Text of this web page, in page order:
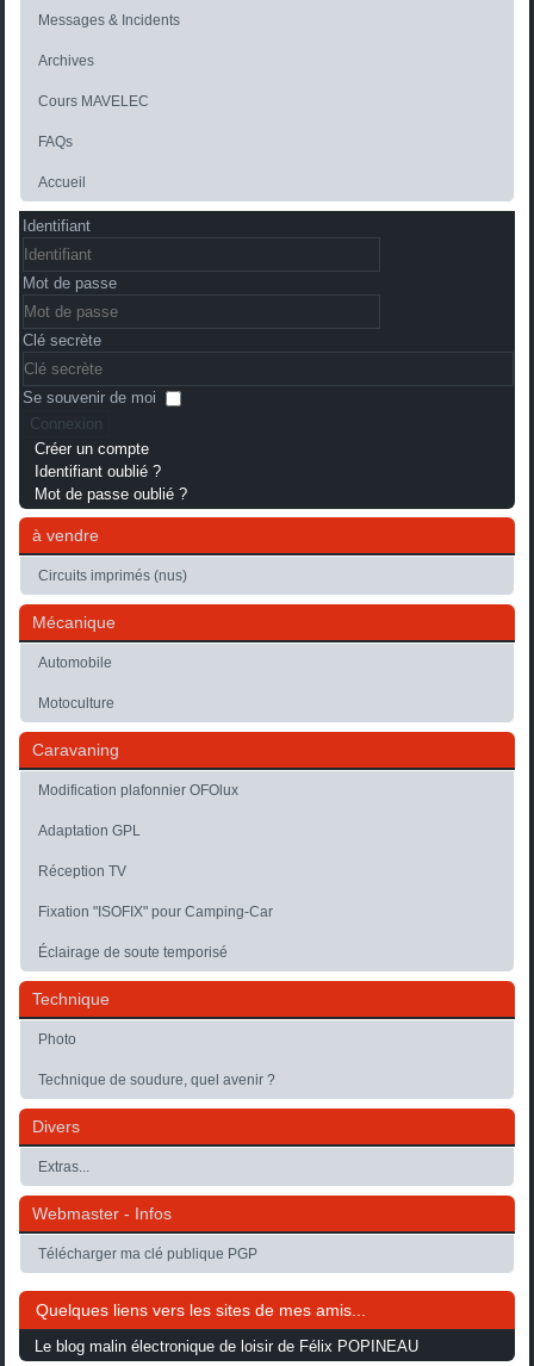
Messages & Incidents
Archives
Cours MAVELEC
FAQs
Accueil
Identifiant
Mot de passe
Clé secrète
Se souvenir de moi
Connexion
Créer un compte
Identifiant oublié ?
Mot de passe oublié ?
à vendre
Circuits imprimés (nus)
Mécanique
Automobile
Motoculture
Caravaning
Modification plafonnier OFOlux
Adaptation GPL
Réception TV
Fixation "ISOFIX" pour Camping-Car
Éclairage de soute temporisé
Technique
Photo
Technique de soudure, quel avenir ?
Divers
Extras...
Webmaster - Infos
Télécharger ma clé publique PGP
Quelques liens vers les sites de mes amis...
Le blog malin électronique de loisir de Félix POPINEAU